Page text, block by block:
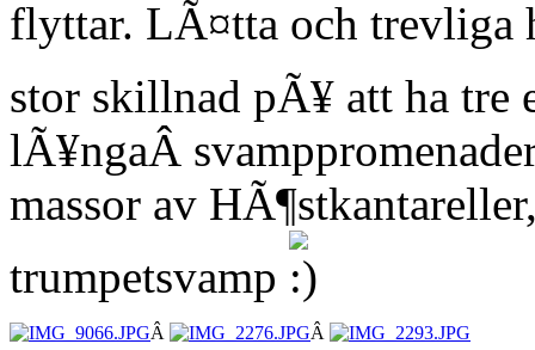
flyttar. LÃ¤tta och trevliga
stor skillnad pÃ¥ att ha tre
lÃ¥ngaÂ
massor av
trumpetsvamp
Â Â